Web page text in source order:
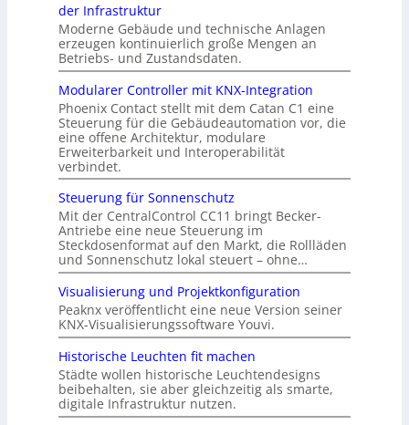
der Infrastruktur
Moderne Gebäude und technische Anlagen
erzeugen kontinuierlich große Mengen an
Betriebs- und Zustandsdaten.
Modularer Controller mit KNX-Integration
Phoenix Contact stellt mit dem Catan C1 eine
Steuerung für die Gebäudeautomation vor, die
eine offene Architektur, modulare
Erweiterbarkeit und Interoperabilität
verbindet.
Steuerung für Sonnenschutz
Mit der CentralControl CC11 bringt Becker-
Antriebe eine neue Steuerung im
Steckdosenformat auf den Markt, die Rollläden
und Sonnenschutz lokal steuert – ohne…
Visualisierung und Projektkonfiguration
Peaknx veröffentlicht eine neue Version seiner
KNX-Visualisierungssoftware Youvi.
Historische Leuchten fit machen
Städte wollen historische Leuchtendesigns
beibehalten, sie aber gleichzeitig als smarte,
digitale Infrastruktur nutzen.